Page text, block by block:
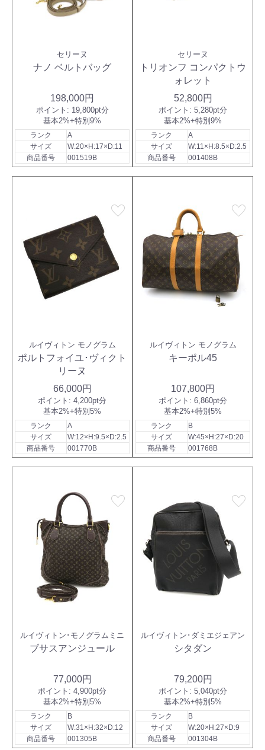
セリーヌ
ナノ ベルトバッグ
198,000円
ポイント: 19,800pt分
基本2%+特別9%
ランク
A
サイズ
W:20×H:17×D:11
商品番号
001519B
セリーヌ
トリオンフ コンパクトウ
ォレット
52,800円
ポイント: 5,280pt分
基本2%+特別9%
ランク
A
サイズ
W:11×H:8.5×D:2.5
商品番号
001408B
favorite
ルイヴィトン モノグラム
ポルトフォイユ･ヴィクト
リーヌ
66,000円
ポイント: 4,200pt分
基本2%+特別5%
ランク
A
サイズ
W:12×H:9.5×D:2.5
商品番号
001770B
favorite
ルイヴィトン モノグラム
キーポル45
107,800円
ポイント: 6,860pt分
基本2%+特別5%
ランク
B
サイズ
W:45×H:27×D:20
商品番号
001768B
favorite
ルイヴィトン･モノグラムミニ
ブサスアンジュール
77,000円
ポイント: 4,900pt分
基本2%+特別5%
ランク
B
サイズ
W:31×H:32×D:12
商品番号
001305B
favorite
ルイヴィトン･ダミエジェアン
シタダン
79,200円
ポイント: 5,040pt分
基本2%+特別5%
ランク
B
サイズ
W:20×H:27×D:9
商品番号
001304B